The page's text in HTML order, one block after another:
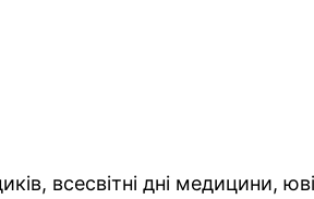
всесвітні дні медицини,